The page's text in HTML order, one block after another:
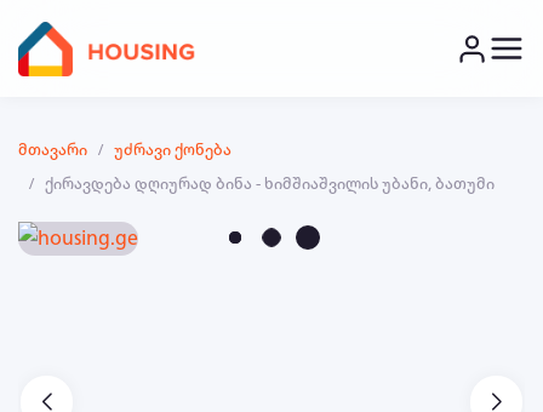
მთავარი
უძრავი ქონება
ქირავდება დღიურად ბინა - ხიმშიაშვილის უბანი, ბათუმი